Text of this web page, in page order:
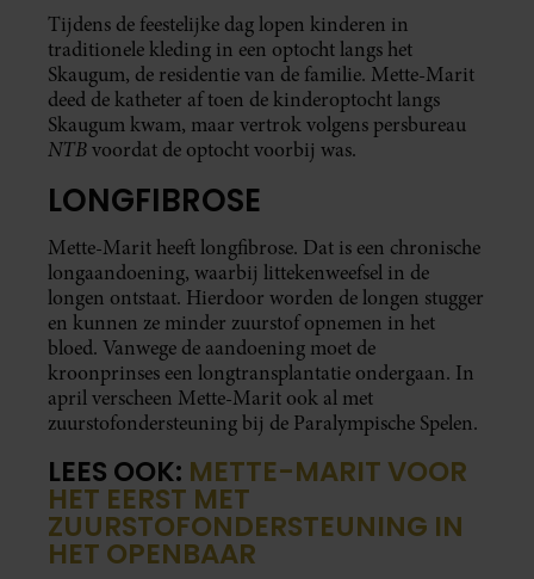
Tijdens de feestelijke dag lopen kinderen in
traditionele kleding in een optocht langs het
Skaugum, de residentie van de familie. Mette-Marit
deed de katheter af toen de kinderoptocht langs
Skaugum kwam, maar vertrok volgens persbureau
NTBvoordat de optocht voorbij was.
LONGFIBROSE
Mette-Marit heeft longfibrose. Dat is een chronische
longaandoening, waarbij littekenweefsel in de
longen ontstaat. Hierdoor worden de longen stugger
en kunnen ze minder zuurstof opnemen in het
bloed. Vanwege de aandoening moet de
kroonprinses een longtransplantatie ondergaan. In
april verscheen Mette-Marit ook al met
zuurstofondersteuning bij de Paralympische Spelen.
LEES OOK: METTE-MARIT VOOR
HET EERST MET
ZUURSTOFONDERSTEUNING IN
HET OPENBAAR